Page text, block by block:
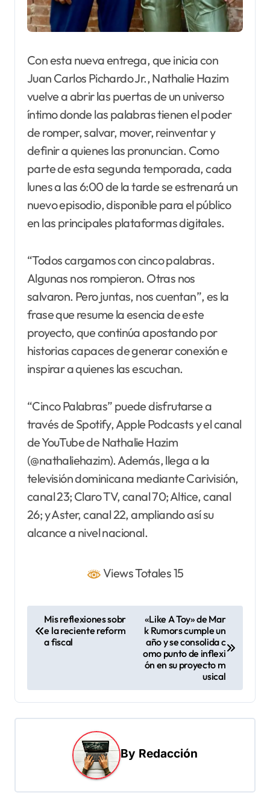
Con esta nueva entrega, que inicia con
Juan Carlos Pichardo Jr., Nathalie Hazim
vuelve a abrir las puertas de un universo
íntimo donde las palabras tienen el poder
de romper, salvar, mover, reinventar y
definir a quienes las pronuncian. Como
parte de esta segunda temporada, cada
lunes a las 6:00 de la tarde se estrenará un
nuevo episodio, disponible para el público
en las principales plataformas digitales.
“Todos cargamos con cinco palabras.
Algunas nos rompieron. Otras nos
salvaron. Pero juntas, nos cuentan”, es la
frase que resume la esencia de este
proyecto, que continúa apostando por
historias capaces de generar conexión e
inspirar a quienes las escuchan.
“Cinco Palabras” puede disfrutarse a
través de Spotify, Apple Podcasts y el canal
de YouTube de Nathalie Hazim
(@nathaliehazim). Además, llega a la
televisión dominicana mediante Carivisión,
canal 23; Claro TV, canal 70; Altice, canal
26; y Aster, canal 22, ampliando así su
alcance a nivel nacional.
Views Totales 15
g
a
n
Mis reflexiones sobr
e la reciente reform
a fiscal
«Like A Toy» de Mar
k Rumors cumple un
año y se consolida c
omo punto de inflexi
ón en su proyecto m
usical
By Redacción